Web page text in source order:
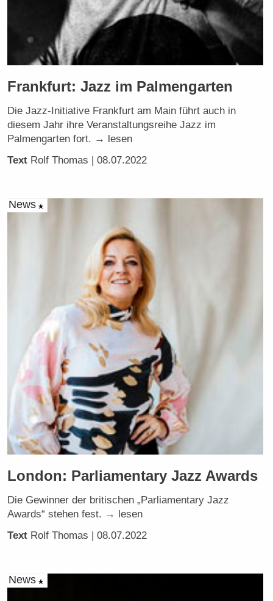
Frankfurt: Jazz im Palmengarten
Die Jazz-Initiative Frankfurt am Main führt auch in
diesem Jahr ihre Veranstaltungsreihe Jazz im
Palmengarten fort. → lesen
Text Rolf Thomas | 08.07.2022
News
London: Parliamentary Jazz Awards
Die Gewinner der britischen „Parliamentary Jazz
Awards“ stehen fest. → lesen
Text Rolf Thomas | 08.07.2022
News